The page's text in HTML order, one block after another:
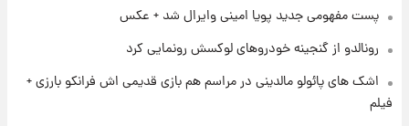
پست مفهومی جدید پویا امینی وایرال شد + عکس
رونالدو از گنجینه خودروهای لوکسش رونمایی کرد
اشک های پائولو مالدینی در مراسم هم بازی قدیمی اش فرانکو بارزی +
فیلم